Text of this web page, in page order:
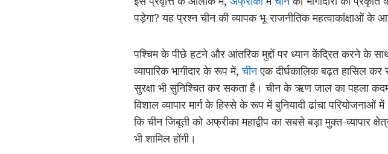
पड़ेगा? यह प्रश्न चीन की व्यापक भू-राजनीतिक महत्वाकांक्षाओं
पश्चिम के पीछे हटने और आंतरिक मुद्दों पर ध्यान केंद्रित करने के
व्यापारिक भागीदार के रूप में,चीनएक दीर्घकालिक बढ़त हासिल कर
सुरक्षा भी सुनिश्चित कर सकता है। चीन के ऋण जाल का पहला
विशाल व्यापार मार्ग के हिस्से के रूप में बुनियादी ढांचा
कि चीन जिबूती को अफ्रीका महाद्वीप का सबसे बड़ा मुक्त-व्यापार
भी शामिल होंगी।